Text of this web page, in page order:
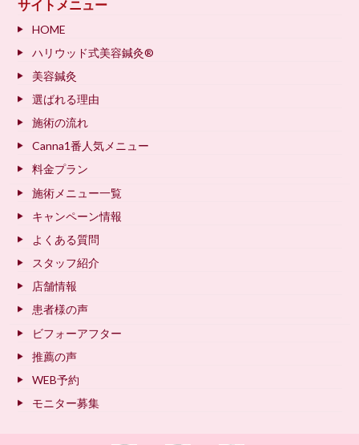
サイトメニュー
HOME
ハリウッド式美容鍼灸®
美容鍼灸
選ばれる理由
施術の流れ
Canna1番人気メニュー
料金プラン
施術メニュー一覧
キャンペーン情報
よくある質問
スタッフ紹介
店舗情報
患者様の声
ビフォーアフター
推薦の声
WEB予約
モニター募集